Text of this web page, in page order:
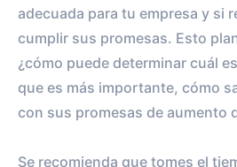
adecuada para tu empresa y si
cumplir sus promesas. Esto
¿cómo puede determinar cuál
que es más importante, cómo
con sus promesas de aumento
Se recomienda que tomes el